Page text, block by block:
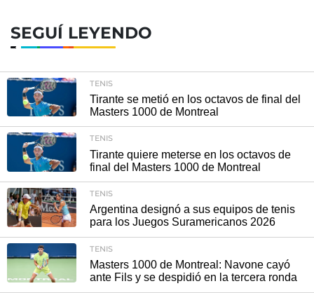
SEGUÍ LEYENDO
TENIS
Tirante se metió en los octavos de final del
Masters 1000 de Montreal
TENIS
Tirante quiere meterse en los octavos de
final del Masters 1000 de Montreal
TENIS
Argentina designó a sus equipos de tenis
para los Juegos Suramericanos 2026
TENIS
Masters 1000 de Montreal: Navone cayó
ante Fils y se despidió en la tercera ronda